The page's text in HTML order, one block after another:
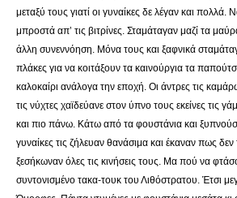
μεταξύ τους γιατί οι γυναίκες δε λέγαν και πολλά.
μπροστά απ’ τις βιτρίνες. Σταμάταγαν μαζί τα
άλλη συνεννόηση. Μόνα τους και ξαφνικά
πλάκες για να κοιτάξουν τα καινούργια τα
καλοκαίρι ανάλογα την εποχή. Οι άντρες τις
τις νύχτες χαϊδεύανε στον ύπνο τους εκείνες τις
και πιο πάνω. Κάτω από τα φουστάνια και
γυναίκες τις ζήλευαν θανάσιμα και έκαναν πως δεν
ξεσήκωναν όλες τις κινήσεις τους. Μα πού να
συντονισμένο τακα-τουκ του Λιθόστρατου. Έτσι